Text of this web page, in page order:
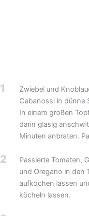
1
Zwiebel und
Cabanossi in dünne
In einem großen
darin glasig
Minuten anbraten.
2
Passierte Tomaten,
und Oregano in den
aufkochen lassen
köcheln lassen.